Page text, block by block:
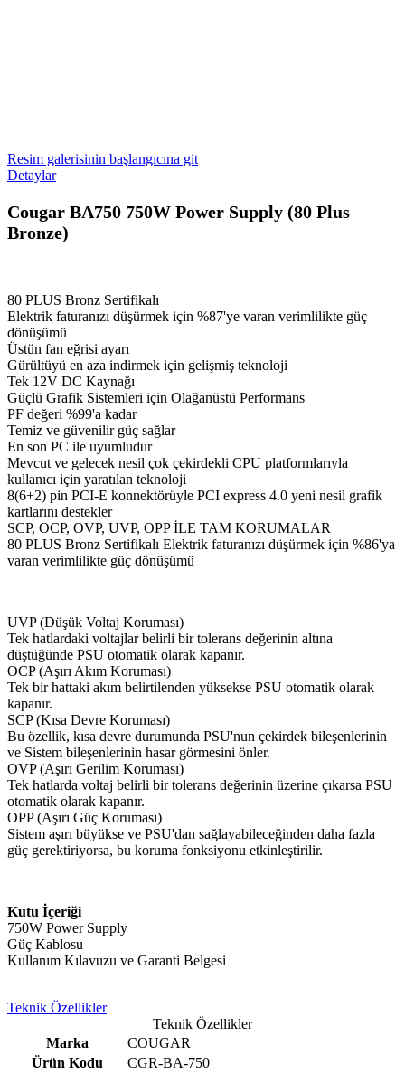
Resim galerisinin başlangıcına git
Detaylar
Cougar BA750 750W Power Supply (80 Plus
Bronze)
80 PLUS Bronz Sertifikalı
Elektrik faturanızı düşürmek için %87'ye varan verimlilikte güç
dönüşümü
Üstün fan eğrisi ayarı
Gürültüyü en aza indirmek için gelişmiş teknoloji
Tek 12V DC Kaynağı
Güçlü Grafik Sistemleri için Olağanüstü Performans
PF değeri %99'a kadar
Temiz ve güvenilir güç sağlar
En son PC ile uyumludur
Mevcut ve gelecek nesil çok çekirdekli CPU platformlarıyla
kullanıcı için yaratılan teknoloji
8(6+2) pin PCI-E konnektörüyle PCI express 4.0 yeni nesil grafik
kartlarını destekler
SCP, OCP, OVP, UVP, OPP İLE TAM KORUMALAR
80 PLUS Bronz Sertifikalı Elektrik faturanızı düşürmek için %86'ya
varan verimlilikte güç dönüşümü
UVP (Düşük Voltaj Koruması)
Tek hatlardaki voltajlar belirli bir tolerans değerinin altına
düştüğünde PSU otomatik olarak kapanır.
OCP (Aşırı Akım Koruması)
Tek bir hattaki akım belirtilenden yüksekse PSU otomatik olarak
kapanır.
SCP (Kısa Devre Koruması)
Bu özellik, kısa devre durumunda PSU'nun çekirdek bileşenlerinin
ve Sistem bileşenlerinin hasar görmesini önler.
OVP (Aşırı Gerilim Koruması)
Tek hatlarda voltaj belirli bir tolerans değerinin üzerine çıkarsa PSU
otomatik olarak kapanır.
OPP (Aşırı Güç Koruması)
Sistem aşırı büyükse ve PSU'dan sağlayabileceğinden daha fazla
güç gerektiriyorsa, bu koruma fonksiyonu etkinleştirilir.
Kutu İçeriği
750W Power Supply
Güç Kablosu
Kullanım Kılavuzu ve Garanti Belgesi
Teknik Özellikler
Teknik Özellikler
Marka
COUGAR
Ürün Kodu
CGR-BA-750